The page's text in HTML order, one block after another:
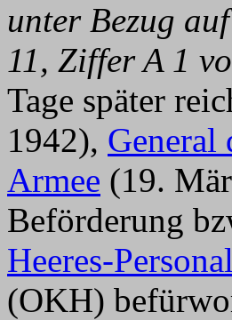
unter Bezug
11, Ziffer A 1
Tage später
1942), General
Armee (19.
Beförderung
Heeres-
(OKH)